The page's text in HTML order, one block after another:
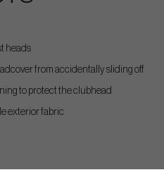
heads
from accidentally sliding off
to protect the clubhead
exterior fabric